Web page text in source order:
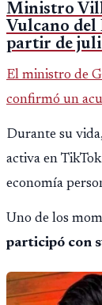
Ministro
Vulcano del
partir de
El ministro de
confirmó un
opere en
fallido con la
Durante su
activa en
economía
Uno de los
participó con